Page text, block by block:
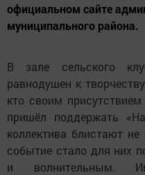
официальном сайте
муниципального района.
В зале сельского
равнодушен к
кто своим
пришёл поддержать
коллектива блистают
событие стало для них
и волнительным.